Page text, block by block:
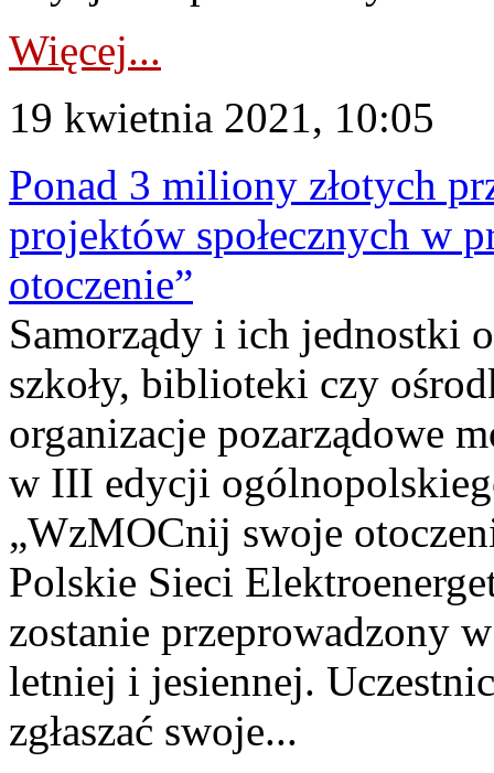
Więcej...
19 kwietnia 2021, 10:05
Ponad 3 miliony złotych
projektów społecznych w
otoczenie”
Samorządy i ich jednostki
szkoły, biblioteki czy
organizacje pozarządowe
w III edycji
„WzMOCnij swoje
Polskie Sieci
zostanie przeprowadzony
letniej i jesiennej.
zgłaszać swoje...